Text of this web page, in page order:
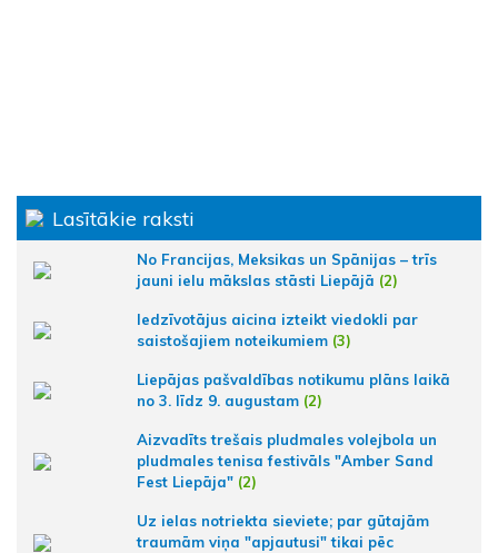
Lasītākie raksti
No Francijas, Meksikas un Spānijas – trīs
jauni ielu mākslas stāsti Liepājā (2)
Iedzīvotājus aicina izteikt viedokli par
saistošajiem noteikumiem (3)
Liepājas pašvaldības notikumu plāns laikā
no 3. līdz 9. augustam (2)
Aizvadīts trešais pludmales volejbola un
pludmales tenisa festivāls "Amber Sand
Fest Liepāja" (2)
Uz ielas notriekta sieviete; par gūtajām
traumām viņa "apjautusi" tikai pēc